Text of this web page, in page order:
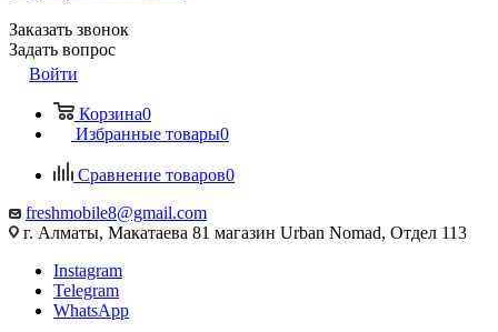
Заказать звонок
Задать вопрос
Войти
Корзина0
Избранные товары0
Сравнение товаров0
freshmobile8@gmail.com
г. Алматы, Макатаева 81 магазин Urban Nomad, Отдел 113
Instagram
Telegram
WhatsApp